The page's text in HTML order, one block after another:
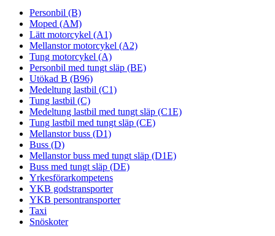
Personbil (B)
Moped (AM)
Lätt motorcykel (A1)
Mellanstor motorcykel (A2)
Tung motorcykel (A)
Personbil med tungt släp (BE)
Utökad B (B96)
Medeltung lastbil (C1)
Tung lastbil (C)
Medeltung lastbil med tungt släp (C1E)
Tung lastbil med tungt släp (CE)
Mellanstor buss (D1)
Buss (D)
Mellanstor buss med tungt släp (D1E)
Buss med tungt släp (DE)
Yrkesförarkompetens
YKB godstransporter
YKB persontransporter
Taxi
Snöskoter